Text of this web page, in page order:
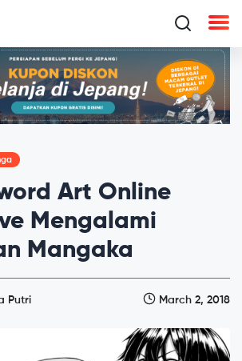
Art Online
Mengalami
Mangaka
Putri March 2, 2018